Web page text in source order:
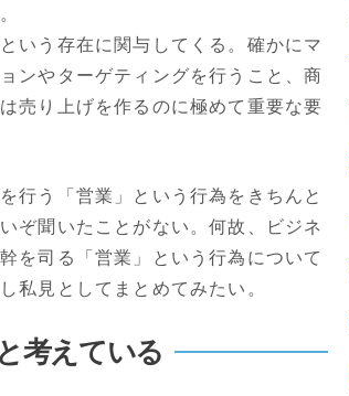
いう存在に関与してくる。確かにマ
ンやターゲティングを行うこと、商
売り上げを作るのに極めて重要な要
行う「営業」という行為をきちんと
ぞ聞いたことがない。何故、ビジネ
を司る「営業」という行為について
私見としてまとめてみたい。
考えている